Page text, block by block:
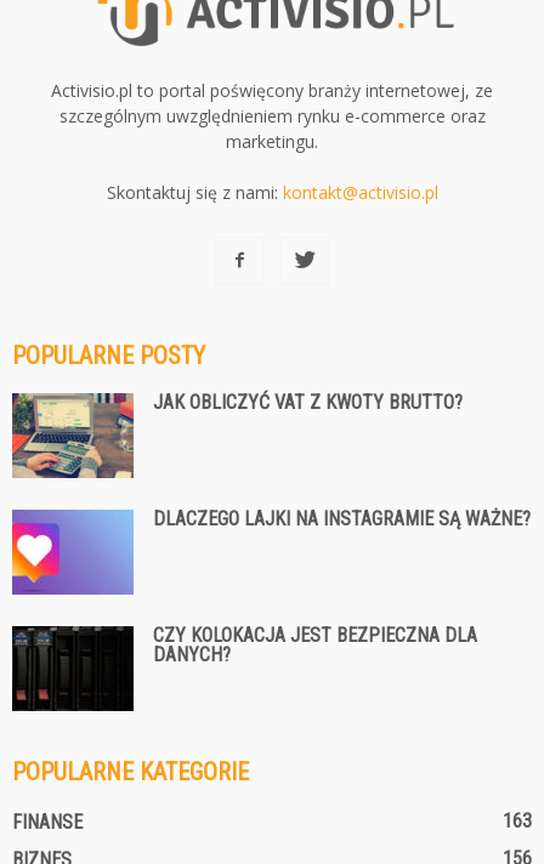
Activisio.pl to portal poświęcony branży internetowej, ze
szczególnym uwzględnieniem rynku e-commerce oraz
marketingu.
Skontaktuj się z nami: kontakt@activisio.pl
POPULARNE POSTY
JAK OBLICZYĆ VAT Z KWOTY BRUTTO?
DLACZEGO LAJKI NA INSTAGRAMIE SĄ WAŻNE?
CZY KOLOKACJA JEST BEZPIECZNA DLA
DANYCH?
POPULARNE KATEGORIE
FINANSE
163
156